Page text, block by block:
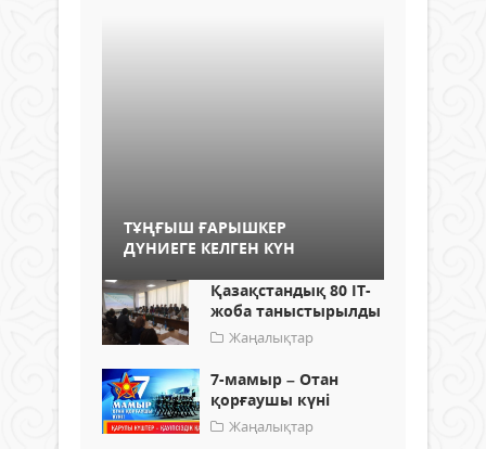
ТҰҢҒЫШ ҒАРЫШКЕР
ДҮНИЕГЕ КЕЛГЕН КҮН
Қазақстандық 80 IT-
жоба таныстырылды
Жаңалықтар
7-мамыр – Отан
қорғаушы күні
Жаңалықтар